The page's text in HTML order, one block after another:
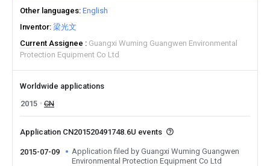
Other languages English
Inventor 梁光文
Current Assignee
Guangxi Wuming Guangwen Environmental
Protection Equipment Co Ltd
Worldwide applications
2015
CN
Application CN201520491748.6U events
2015-07-09
Application filed by Guangxi Wuming Guangwen
Environmental Protection Equipment Co Ltd